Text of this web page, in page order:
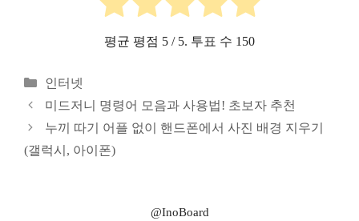
평균 평점 5 / 5. 투표 수 150
카
테
리
인터넷
미드저니 명령어 모음과 사용법! 초보자 추천
누끼 따기 어플 없이 핸드폰에서 사진 배경 지우기
(갤럭시, 아이폰)
@InoBoard